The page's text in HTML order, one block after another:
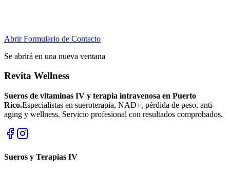
Abrir Formulario de Contacto
Se abrirá en una nueva ventana
Revita Wellness
Sueros de vitaminas IV y terapia intravenosa en Puerto
Rico.Especialistas en sueroterapia, NAD+, pérdida de peso, anti-
aging y wellness. Servicio profesional con resultados comprobados.
Sueros y Terapias IV